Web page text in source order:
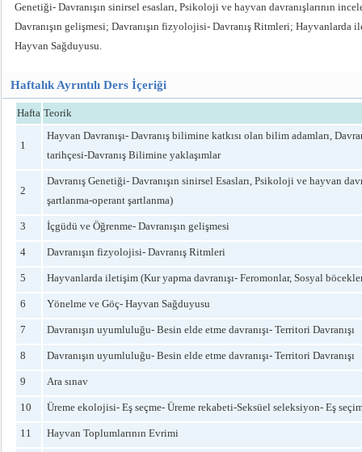
Genetiği- Davranışın sinirsel esasları, Psikoloji ve hayvan davranışlarının
Davranışın gelişmesi; Davranışın fizyolojisi- Davranış Ritmleri;
Hayvan Sağduyusu.
Haftalık Ayrıntılı Ders İçeriği
Hafta Teorik
1
Hayvan Davranışı- Davranış bilimine katkısı olan bilim adamları,
tarihçesi-Davranış Bilimine yaklaşımlar
2
Davranış Genetiği- Davranışın sinirsel Esasları, Psikoloji ve hayvan
şartlanma-operant şartlanma)
3 İçgüdü ve Öğrenme- Davranışın gelişmesi
4 Davranışın fizyolojisi- Davranış Ritmleri
5 Hayvanlarda iletişim (Kur yapma davranışı- Feromonlar, Sosyal
6 Yönelme ve Göç- Hayvan Sağduyusu
7 Davranışın uyumluluğu- Besin elde etme davranışı- Territori Davranışı
8 Davranışın uyumluluğu- Besin elde etme davranışı- Territori Davranışı
9 Ara sınav
10 Üreme ekolojisi- Eş seçme- Üreme rekabeti-Seksüel seleksiyon- Eş
11 Hayvan Toplumlarının Evrimi